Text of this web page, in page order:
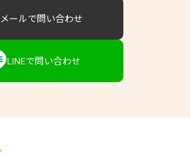
メールで問い合わせ
LINEで問い合わせ